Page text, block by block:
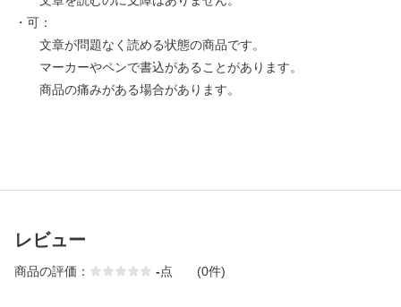
・可：
文章が問題なく読める状態の商品です。
マーカーやペンで書込があることがあります。
商品の痛みがある場合があります。
レビュー
商品の評価： -点 (0件)